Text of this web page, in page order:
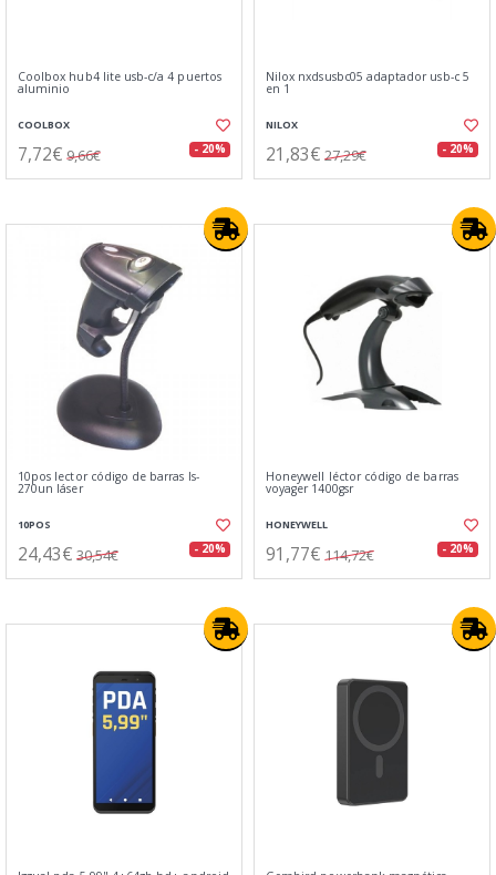
Coolbox hub4 lite usb-c/a 4 puertos
aluminio
COOLBOX
7,72€ 9,66€ - 20%
Nilox nxdsusbc05 adaptador usb-c 5
en 1
NILOX
21,83€ 27,29€ - 20%
10pos lector código de barras ls-
270un láser
10POS
24,43€ 30,54€ - 20%
Honeywell léctor código de barras
voyager 1400gsr
HONEYWELL
91,77€ 114,72€ - 20%